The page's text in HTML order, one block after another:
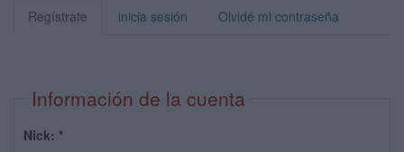
Regístrate inicia sesión Olvidé mi contraseña
Información de la cuenta
Nick: *